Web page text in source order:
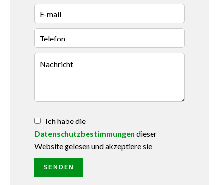
Ich habe die
Datenschutzbestimmungen dieser
Website gelesen und akzeptiere sie
SENDEN